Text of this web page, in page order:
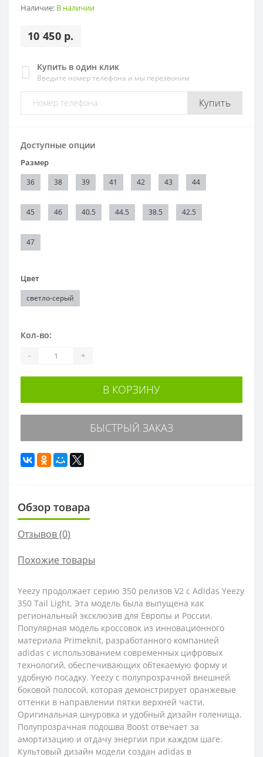
Наличие: В наличии
10 450 р.
Купить в один клик
Введите номер телефона и мы перезвоним
Купить
Доступные опции
Размер
36 38 39 41 42 43 44
45 46 40.5 44.5 38.5 42.5
47
Цвет
светло-серый
Кол-во:
- +
В КОРЗИНУ
БЫСТРЫЙ ЗАКАЗ
Обзор товара
Отзывов (0)
Похожие товары
Yееzy продолжает серию 350 релизов V2 с Adidas Yееzy
350 Tail Light. Эта модель была выпущена как
региональный эксклюзив для Европы и России.
Популярная модель кроссовок из инновационного
материала Primeknit, разработанного компанией
adidas с использованием современных цифровых
технологий, обеспечивающих обтекаемую форму и
удобную посадку. Yееzy с полупрозрачной внешней
боковой полосой, которая демонстрирует оранжевые
оттенки в направлении пятки верхней части.
Оригинальная шнуровка и удобный дизайн голенища.
Полупрозрачная подошва Boost отвечает за
амортизацию и отдачу энергии при каждом шаге.
Культовый дизайн модели создан adidas в